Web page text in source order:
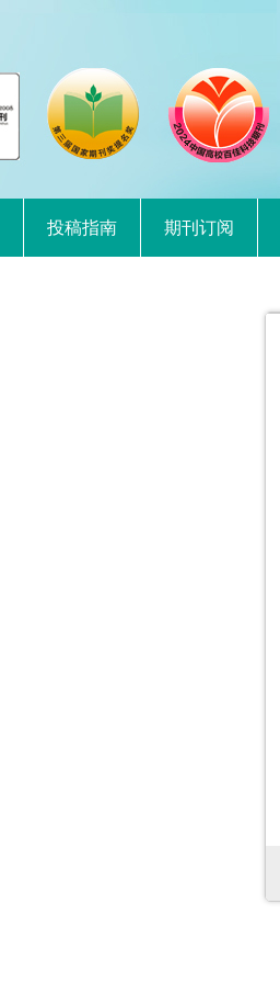
投稿指南 期刊订阅